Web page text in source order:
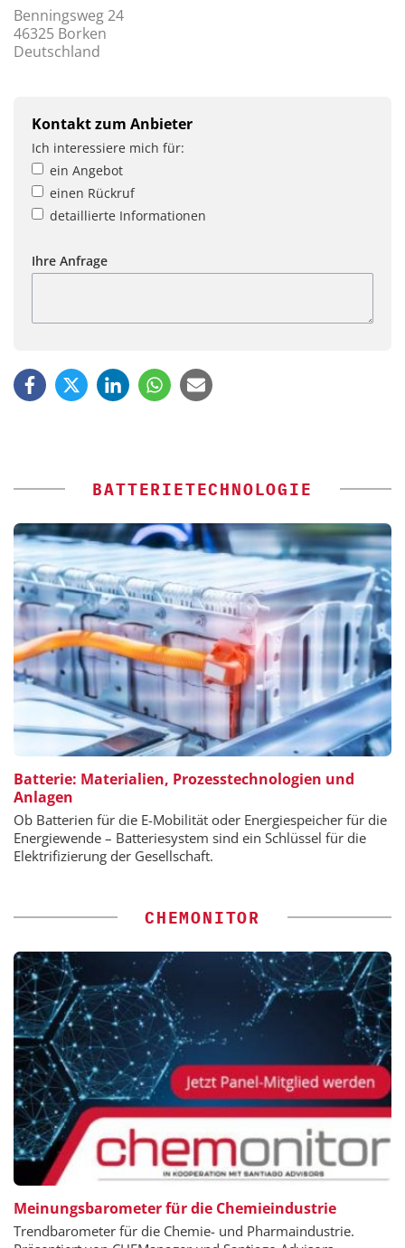
Benningsweg 24
46325 Borken
Deutschland
Kontakt zum Anbieter
Ich interessiere mich für:
ein Angebot
einen Rückruf
detaillierte Informationen
Ihre Anfrage
BATTERIETECHNOLOGIE
Batterie: Materialien, Prozesstechnologien und
Anlagen
Ob Batterien für die E-Mobilität oder Energiespeicher für die
Energiewende – Batteriesystem sind ein Schlüssel für die
Elektrifizierung der Gesellschaft.
CHEMONITOR
Meinungsbarometer für die Chemieindustrie
Trendbarometer für die Chemie- und Pharmaindustrie.